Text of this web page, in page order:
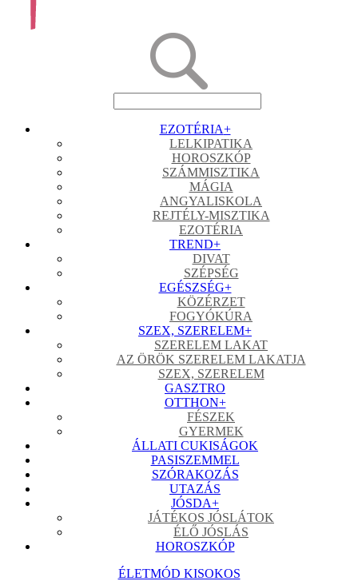
EZOTÉRIA+
LELKIPATIKA
HOROSZKÓP
SZÁMMISZTIKA
MÁGIA
ANGYALISKOLA
REJTÉLY-MISZTIKA
EZOTÉRIA
TREND+
DIVAT
SZÉPSÉG
EGÉSZSÉG+
KÖZÉRZET
FOGYÓKÚRA
SZEX, SZERELEM+
SZERELEM LAKAT
AZ ÖRÖK SZERELEM LAKATJA
SZEX, SZERELEM
GASZTRO
OTTHON+
FÉSZEK
GYERMEK
ÁLLATI CUKISÁGOK
PASISZEMMEL
SZÓRAKOZÁS
UTAZÁS
JÓSDA+
JÁTÉKOS JÓSLÁTOK
ÉLŐ JÓSLÁS
HOROSZKÓP
ÉLETMÓD KISOKOS